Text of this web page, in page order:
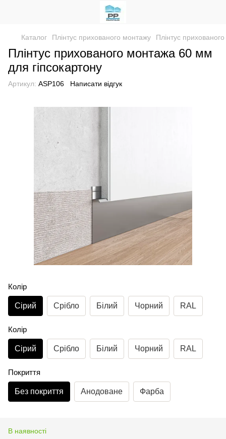
Каталог Плінтус прихованого монтажу Плінтус
Плінтус прихованого монтажа 60 мм
для гіпсокартону
Артикул: ASP106 Написати відгук
Колір
Сірий Срібло Білий Чорний RAL
Колір
Сірий Срібло Білий Чорний RAL
Покриття
Без покриття Анодоване Фарба
В наявності